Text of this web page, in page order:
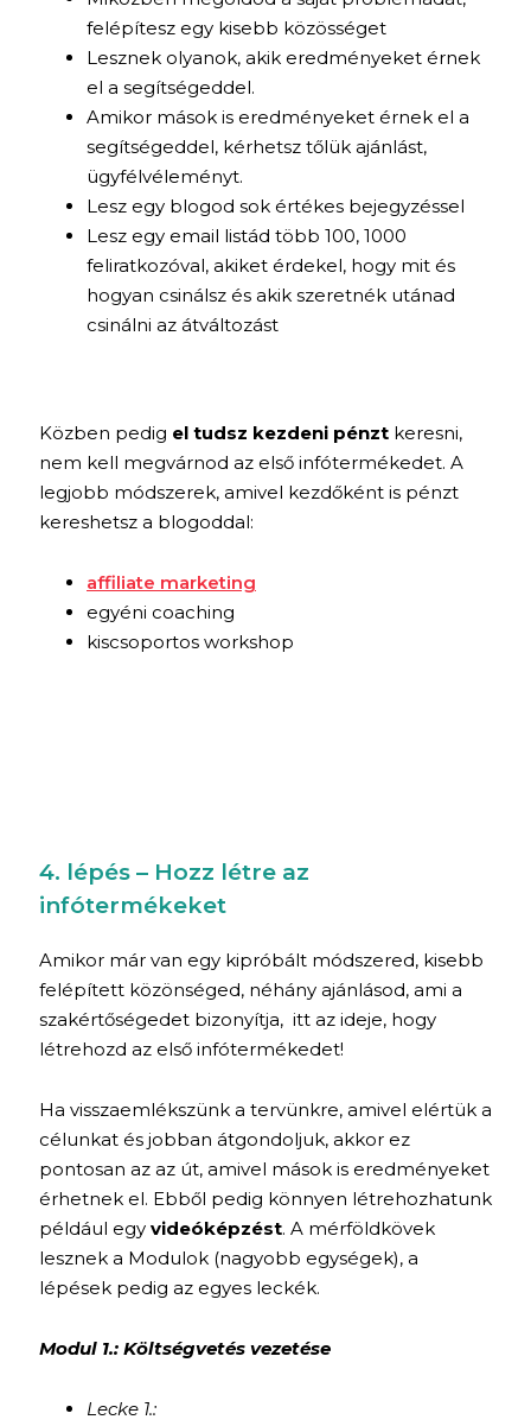
felépítesz egy kisebb közösséget
Lesznek olyanok, akik eredményeket érnek
el a segítségeddel.
Amikor mások is eredményeket érnek el a
segítségeddel, kérhetsz tőlük ajánlást,
ügyfélvéleményt.
Lesz egy blogod sok értékes bejegyzéssel
Lesz egy email listád több 100, 1000
feliratkozóval, akiket érdekel, hogy mit és
hogyan csinálsz és akik szeretnék utánad
csinálni az átváltozást
Közben pedig el tudsz kezdeni pénzt keresni,
nem kell megvárnod az első infótermékedet. A
legjobb módszerek, amivel kezdőként is pénzt
kereshetsz a blogoddal:
affiliate marketing
egyéni coaching
kiscsoportos workshop
4. lépés – Hozz létre az
infótermékeket
Amikor már van egy kipróbált módszered, kisebb
felépített közönséged, néhány ajánlásod, ami a
szakértőségedet bizonyítja, itt az ideje, hogy
létrehozd az első infótermékedet!
Ha visszaemlékszünk a tervünkre, amivel elértük a
célunkat és jobban átgondoljuk, akkor ez
pontosan az az út, amivel mások is eredményeket
érhetnek el. Ebből pedig könnyen létrehozhatunk
például egy videóképzést. A mérföldkövek
lesznek a Modulok (nagyobb egységek), a
lépések pedig az egyes leckék.
Modul 1.: Költségvetés vezetése
Lecke 1.: